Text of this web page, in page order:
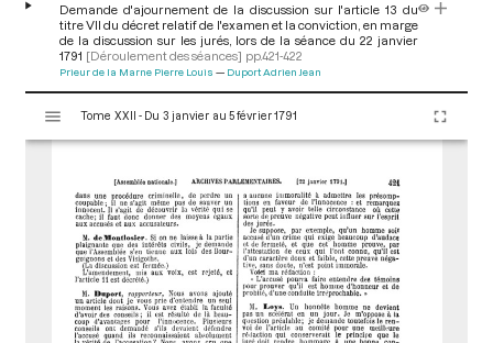
Demande d'ajournement de la discussion sur l'article 13 du
titre VII du décret relatif de l'examen et la conviction, en marge
de la discussion sur les jurés, lors de la séance du 22 janvier
1791 [Déroulement des séances] pp.421-422
Prieur de la Marne Pierre Louis Duport Adrien Jean
s
Tome XXII - Du 3 janvier au 5 février 1791